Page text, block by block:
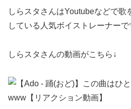
しらスタさんはYoutubeなどで歌
している人気ボイストレーナーで
しらスタさんの動画がこちら↓